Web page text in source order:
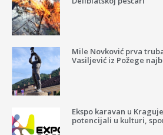
Mile Novković prva
Vasiljević iz Požege
Ekspo karavan u
potencijali u kulturi,